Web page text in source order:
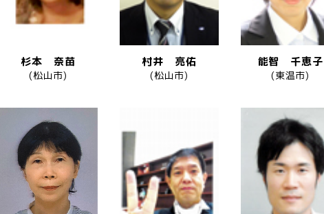
杉本 奈苗
(松山市)
村井 亮佑
(松山市)
能智 千恵子
(東温市)